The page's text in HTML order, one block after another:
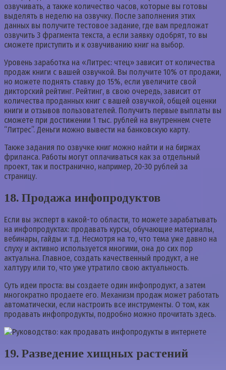
озвучивать, а также количество часов, которые вы готовы
выделять в неделю на озвучку. После заполнения этих
данных вы получите тестовое задание, где вам предложат
озвучить 3 фрагмента текста, а если заявку одобрят, то вы
сможете приступить и к озвучиванию книг на выбор.
Уровень заработка на «Литрес: чтец» зависит от количества
продаж книги с вашей озвучкой. Вы получите 10% от продажи,
но можете поднять ставку до 15%, если увеличите свой
дикторский рейтинг. Рейтинг, в свою очередь, зависит от
количества проданных книг с вашей озвучкой, общей оценки
книги и отзывов пользователей. Получить первые выплаты вы
сможете при достижении 1 тыс. рублей на внутреннем счете
“Литрес”. Деньги можно вывести на банковскую карту.
Также задания по озвучке книг можно найти и на биржах
фриланса. Работы могут оплачиваться как за отдельный
проект, так и постранично, например, 20-30 рублей за
страницу.
18. Продажа инфопродуктов
Если вы эксперт в какой-то области, то можете зарабатывать
на инфопродуктах: продавать курсы, обучающие материалы,
вебинары, гайды и т.д. Несмотря на то, что тема уже давно на
слуху и активно используется многими, она до сих пор
актуальна. Главное, создать качественный продукт, а не
халтуру или то, что уже утратило свою актуальность.
Суть идеи проста: вы создаете один инфопродукт, а затем
многократно продаете его. Механизм продаж может работать
автоматически, если настроить все инструменты. О том, как
продавать инфопродукты, подробно можно прочитать здесь.
19. Разведение хищных растений